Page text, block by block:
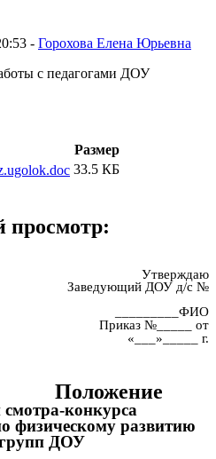
- Горохова Елена Юрьевна
с педагогами ДОУ
Размер
33.5 КБ
просмотр:
Утверждаю
ДОУ д/с №
Приказ №_____
от
«___»_____ г.
смотра-конкурса
физическому развитию
ДОУ